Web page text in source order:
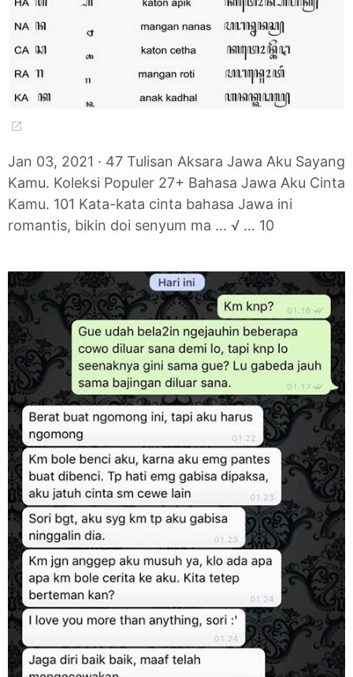
Jan 03, 2021 · 47 Tulisan Aksara Jawa Aku Sayang
Kamu. Koleksi Populer 27+ Bahasa Jawa Aku Cinta
Kamu. 101 Kata-kata cinta bahasa Jawa ini
romantis, bikin doi senyum ma ... √ … 10